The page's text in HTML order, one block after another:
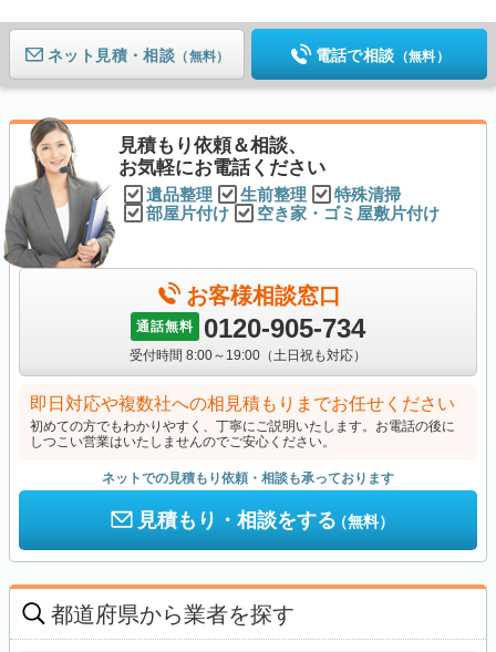
ネット見積 （無料） 電話で相談 （無料）
見積もり依頼＆相談、
お気軽にお電話ください
遺品整理 生前整理
特殊清掃
部屋片付け
空き家・ゴミ屋敷片付け
お客様相談窓口
通話無料 0120-905-734
受付時間 8:00～19:00（土日祝も対応）
即日対応や複数社への相見積もりまでお任せください
初めての方でもわかりやすく、丁寧にご説明いたします。お電話の後に
しつこい営業はいたしませんのでご安心ください。
ネットでの見積もり依頼・相談も承っております
見積もり・相談をする（無料）
都道府県から業者を探す